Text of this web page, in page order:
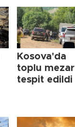
Kosova'da
toplu mezar
tespit edildi